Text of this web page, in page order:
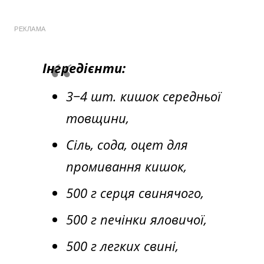
РЕКЛАМА
Інгредієнти:
3−4 шт. кишок середньої
товщини,
Сіль, сода, оцет для
промивання кишок,
500 г серця свинячого,
500 г печінки яловичої,
500 г легких свині,